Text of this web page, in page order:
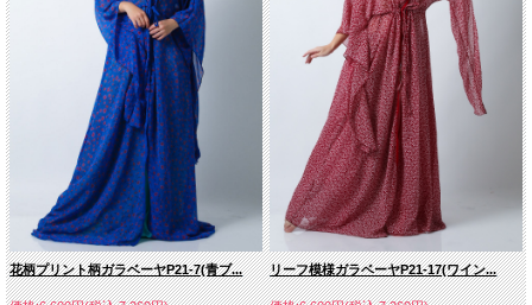
花柄プリント柄ガラベーヤP21-7(青ブ... リーフ模様ガラベーヤP21-17(ワイン...